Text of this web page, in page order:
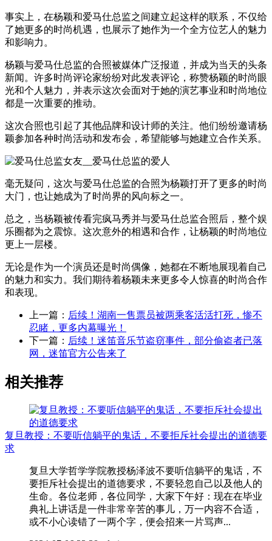
事实上，在杨颖和爱马仕总监之间建立起这样的联系，不仅给
了她更多的时尚机遇，也展示了她作为一个全方位艺人的魅力
和影响力。
杨颖与爱马仕总监的合照被媒体广泛报道，并成为当天的头条
新闻。许多时尚评论家纷纷对此发表评论，称赞杨颖的时尚眼
光和个人魅力，并表示这次会面对于她的演艺事业和时尚地位
都是一次重要的推动。
这次合照也引起了其他品牌和设计师的关注。他们纷纷邀请杨
颖参加各种时尚活动和发布会，希望能够与她建立合作关系。
毫无疑问，这次与爱马仕总监的合照为杨颖打开了更多的时尚
大门，也让她成为了时尚界的风向标之一。
总之，当杨颖被传看完疯马秀并与爱马仕总监合照后，整个娱
乐圈都为之震惊。这次意外的相遇和合作，让杨颖的时尚地位
更上一层楼。
无论是作为一个演员还是时尚偶像，她都在不断地展现着自己
的魅力和实力。我们期待着杨颖未来更多令人惊喜的时尚合作
和表现。
上一篇： 后续！湖南一售票员被两乘客活活打死，惨不
忍睹，更多内幕曝光！
下一篇： 后续！迷笛音乐节盗窃事件，部分偷盗者已落
网，迷笛官方公告来了
相关推荐
复旦教授：不要听信躺平的鬼话，不要拒斥社会提出的道德要
求
复旦大学哲学学院教授杨泽波不要听信躺平的鬼话，不
要拒斥社会提出的道德要求，不要轻忽自己以及他人的
生命。各位老师，各位同学，大家下午好：现在在毕业
典礼上讲话是一件非常辛苦的事儿，万一内容不合适，
或不小心读错了一两个字，便会招来一片骂声...